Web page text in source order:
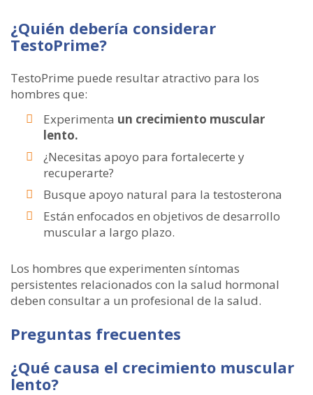
¿Quién debería considerar
TestoPrime?
TestoPrime puede resultar atractivo para los
hombres que:
Experimenta un crecimiento muscular
lento.
¿Necesitas apoyo para fortalecerte y
recuperarte?
Busque apoyo natural para la testosterona
Están enfocados en objetivos de desarrollo
muscular a largo plazo.
Los hombres que experimenten síntomas
persistentes relacionados con la salud hormonal
deben consultar a un profesional de la salud.
Preguntas frecuentes
¿Qué causa el crecimiento muscular
lento?